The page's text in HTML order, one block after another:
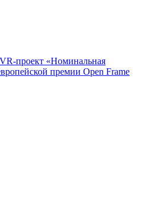
проект «Номинальная
премии Open Frame